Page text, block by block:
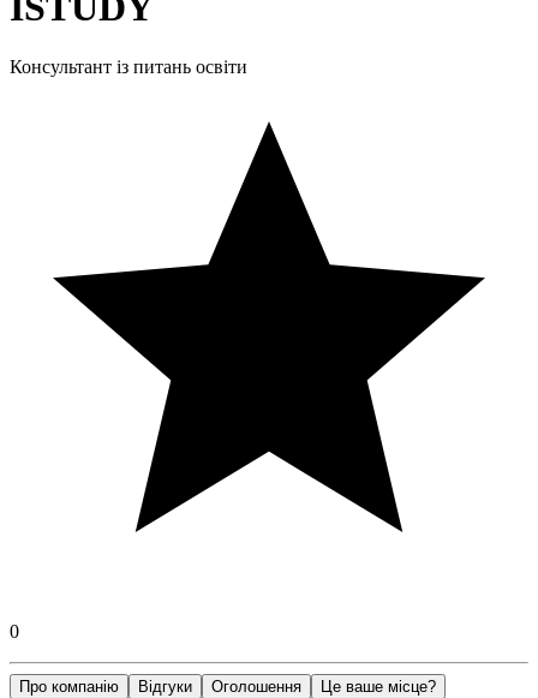
Консультант із питань освіти
0
Про компанію Відгуки Оголошення Це ваше місце?